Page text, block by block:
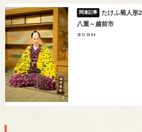
たけふ菊人形
八重～越前市
2013.10.06